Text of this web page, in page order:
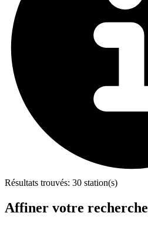
Résultats trouvés: 30 station(s)
Affiner votre recherche